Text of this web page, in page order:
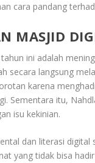
cara pandang
MASJID
ini adalah
secara langsung
karena
Sementara itu,
isu kekinian.
dan literasi
yang tidak bisa